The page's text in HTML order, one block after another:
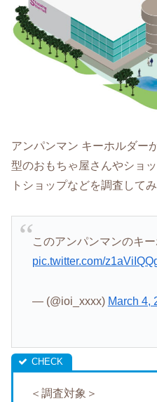
アンパンマン キーホルダー
型のおもちゃ屋さんやショ
トショップなどを調査してみ
このアンパンマンのキ
pic.twitter.com/
— (@ioi_xxxx) March 4,
＜調査対象＞